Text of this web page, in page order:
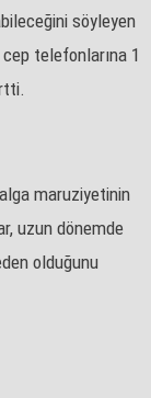
söyleyen
telefonlarına 1
maruziyetinin
uzun dönemde
olduğunu